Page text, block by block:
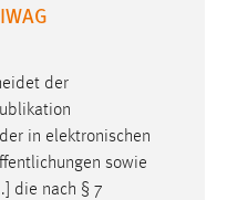
der
in elektronischen
sowie
die nach § 7